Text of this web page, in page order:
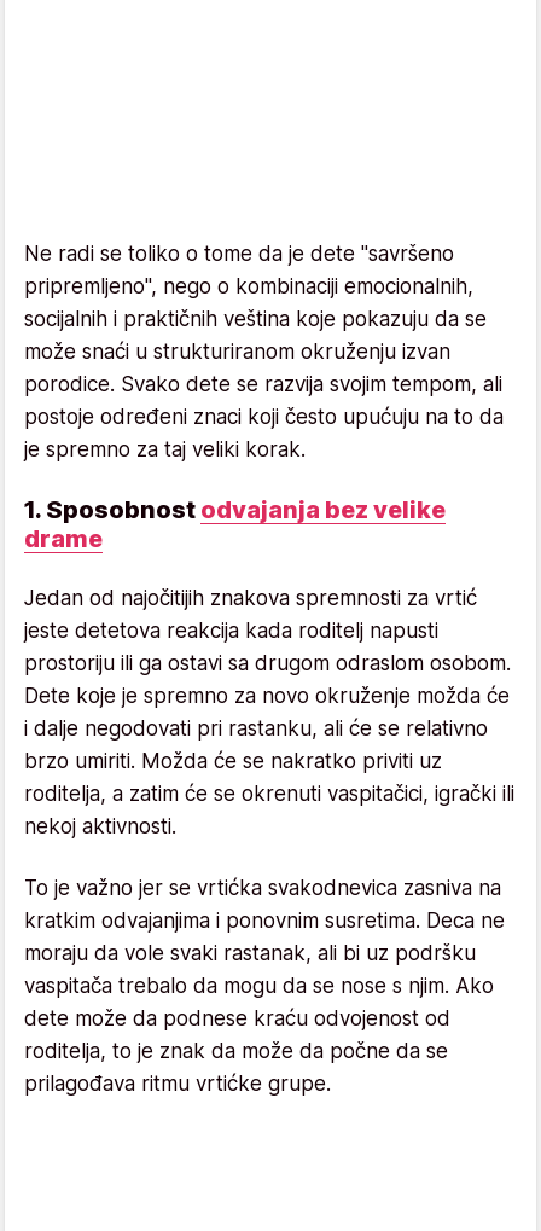
Ne radi se toliko o tome da je dete "savršeno
pripremljeno", nego o kombinaciji emocionalnih,
socijalnih i praktičnih veština koje pokazuju da se
može snaći u strukturiranom okruženju izvan
porodice. Svako dete se razvija svojim tempom, ali
postoje određeni znaci koji često upućuju na to da
je spremno za taj veliki korak.
1. Sposobnost odvajanja bez velike
drame
Jedan od najočitijih znakova spremnosti za vrtić
jeste detetova reakcija kada roditelj napusti
prostoriju ili ga ostavi sa drugom odraslom osobom.
Dete koje je spremno za novo okruženje možda će
i dalje negodovati pri rastanku, ali će se relativno
brzo umiriti. Možda će se nakratko priviti uz
roditelja, a zatim će se okrenuti vaspitačici, igrački ili
nekoj aktivnosti.
To je važno jer se vrtićka svakodnevica zasniva na
kratkim odvajanjima i ponovnim susretima. Deca ne
moraju da vole svaki rastanak, ali bi uz podršku
vaspitača trebalo da mogu da se nose s njim. Ako
dete može da podnese kraću odvojenost od
roditelja, to je znak da može da počne da se
prilagođava ritmu vrtićke grupe.